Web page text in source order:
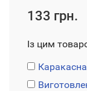
133 грн.
Із цим